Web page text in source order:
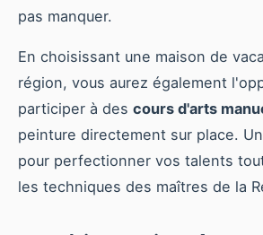
pas manquer.
En choisissant une maison de
région, vous aurez également
participer à des cours d'arts
peinture directement sur place.
pour perfectionner vos talents
les techniques des maîtres de la